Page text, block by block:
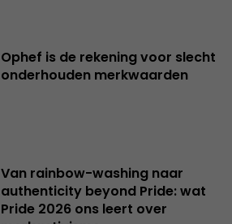
Ophef is de rekening voor slecht
onderhouden merkwaarden
Van rainbow-washing naar
authenticity beyond Pride: wat
Pride 2026 ons leert over